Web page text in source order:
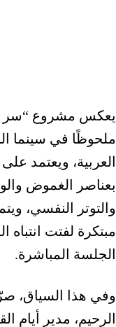
يعكس مشروع “سر
ملحوظًا في سينما
العربية، ويعتمد
بعناصر الغموض
والتوتر النفسي،
مبتكرة لفتت
الجلسة المباشرة.
وفي هذا السياق،
الرحيم، مدير أيام